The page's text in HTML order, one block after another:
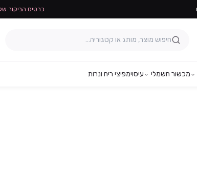
כרטיס הביקור
מכשור חשמלי עיסוימפיצי ריח ונרות